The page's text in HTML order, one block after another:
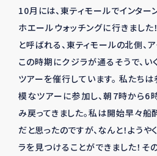
10月には、東ティモールでインター
ホエールウォッチングに行きまし
と呼ばれる、東ティモールの北側、
この時期にクジラが通るそうで、
ツアーを催行しています。 私たち
模なツアーに参加し、朝7時から6
み戻ってきました。私は開始早々船
だと思ったのですが、なんと！ようや
ラを見つけることができました！